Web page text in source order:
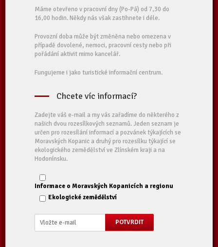
Máme otevřeno v pracovní dny (Po-Pá) od 7,30 do
16,00 hodin. Někdy nás však zastihnete i déle.
Provozní doba může být změněna nebo omezena v
případě dovolené, nemoci, pracovní cesty nebo při
pořádání aktivit mimo kancelář.
Fungujeme i jako turistické informační centrum.
Chcete víc informací?
Zadejte váš e-mail a my vás zařadíme do některého z
našich dvou rozesílkových seznamů. Jeden seznam je
určen pro rozesílání informací a pozvánek týkajících se
Moravských Kopanic a druhý pro rozesílku týkající se
ekologického zemědělství ve Zlínském kraji a na
Hodonínsku.
Informace o Moravských Kopanicích a regionu
Ekologické zemědělství